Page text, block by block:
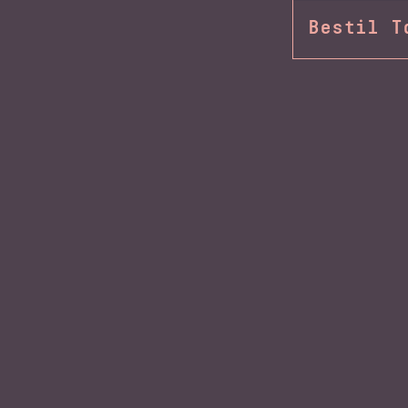
Bestil